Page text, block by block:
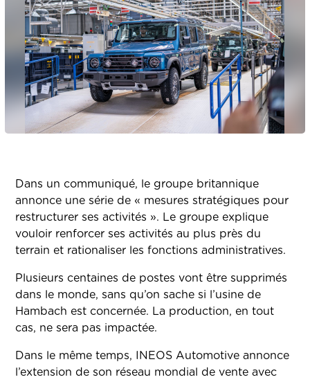
Dans un communiqué, le groupe britannique
annonce une série de « mesures stratégiques pour
restructurer ses activités ». Le groupe explique
vouloir renforcer ses activités au plus près du
terrain et rationaliser les fonctions administratives.
Plusieurs centaines de postes vont être supprimés
dans le monde, sans qu’on sache si l’usine de
Hambach est concernée. La production, en tout
cas, ne sera pas impactée.
Dans le même temps, INEOS Automotive annonce
l’extension de son réseau mondial de vente avec